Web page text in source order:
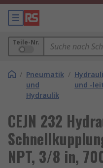
Teile-Nr.
/ Pneumatik
und
Hydraulik
/
und -
CEJN 232
NPT, 3/8 in,